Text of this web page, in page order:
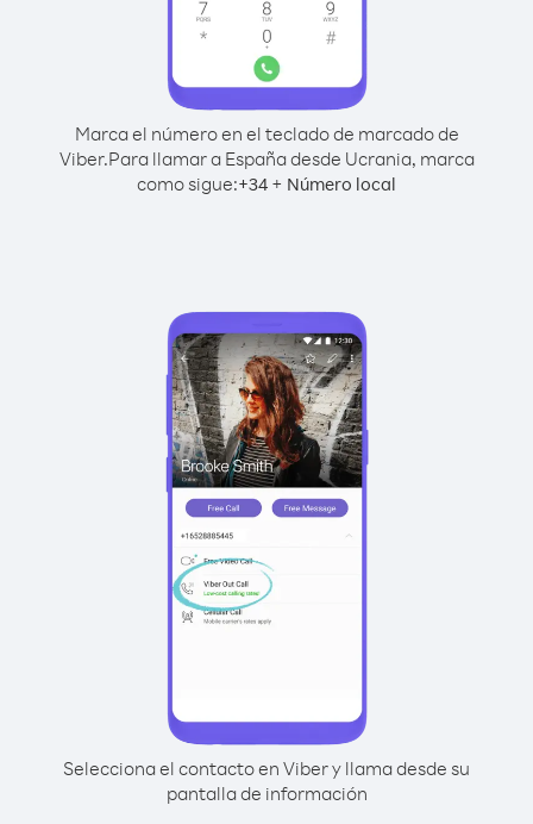
Marca el número en el teclado de marcado de
Viber.Para llamar a España desde Ucrania, marca
como sigue:+34 + Número local
Selecciona el contacto en Viber y llama desde su
pantalla de información